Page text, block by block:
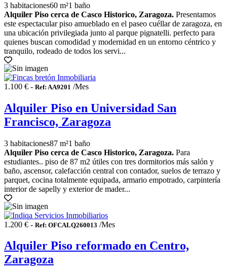
3 habitaciones60 m²1 baño
Alquiler Piso cerca de Casco Historico, Zaragoza. Presentamos
este espectacular piso amueblado en el paseo cuéllar de zaragoza, en
una ubicación privilegiada junto al parque pignatelli. perfecto para
quienes buscan comodidad y modernidad en un entorno céntrico y
tranquilo, rodeado de todos los servi...
1.100 € - Ref: AA9201 /Mes
Alquiler Piso en Universidad San
Francisco, Zaragoza
3 habitaciones87 m²1 baño
Alquiler Piso cerca de Casco Historico, Zaragoza. Para
estudiantes.. piso de 87 m2 útiles con tres dormitorios más salón y
baño, ascensor, calefacción central con contador, suelos de terrazo y
parquet, cocina totalmente equipada, armario empotrado, carpintería
interior de sapelly y exterior de mader...
1.200 € - Ref: OFCALQ260013 /Mes
Alquiler Piso reformado en Centro,
Zaragoza